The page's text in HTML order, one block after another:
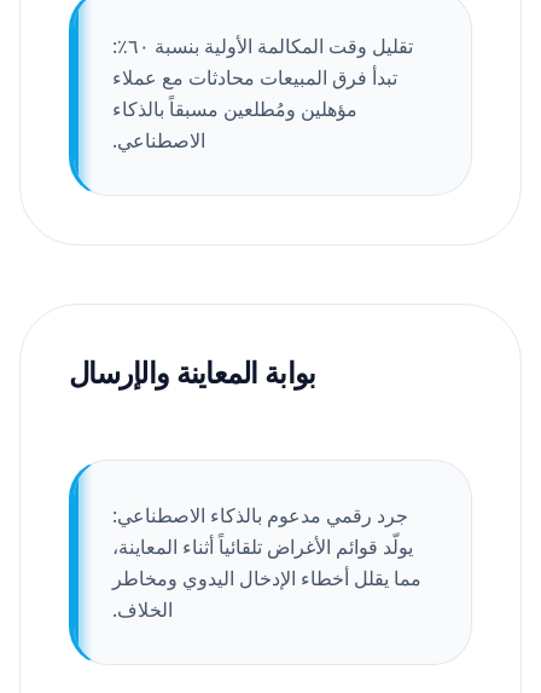
تقليل وقت المكالمة الأولية بنسبة ٦٠٪:
تبدأ فرق المبيعات محادثات مع عملاء
مؤهلين ومُطلعين مسبقاً بالذكاء
الاصطناعي.
بوابة المعاينة والإرسال
جرد رقمي مدعوم بالذكاء الاصطناعي:
يولّد قوائم الأغراض تلقائياً أثناء المعاينة،
مما يقلل أخطاء الإدخال اليدوي ومخاطر
الخلاف.